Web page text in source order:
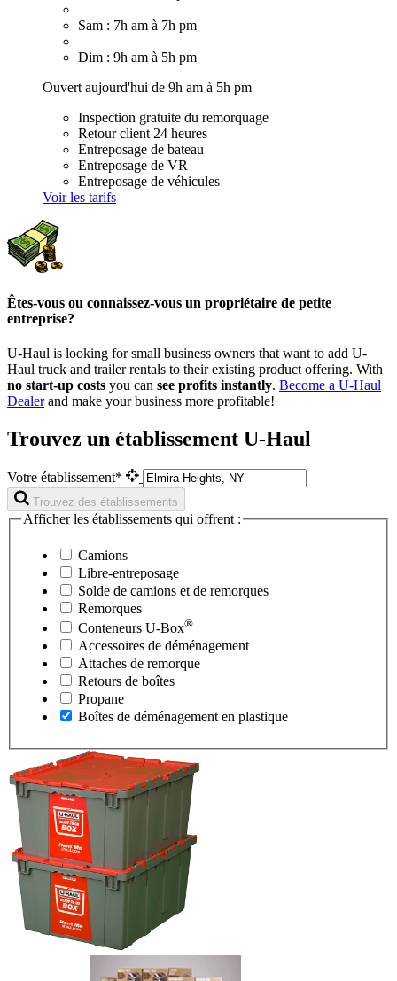
Sam : 7h am à 7h pm
Dim : 9h am à 5h pm
Ouvert aujourd'hui de 9h am à 5h pm
Inspection gratuite du remorquage
Retour client 24 heures
Entreposage de bateau
Entreposage de VR
Entreposage de véhicules
Voir les tarifs
Êtes-vous ou connaissez-vous un propriétaire de petite
entreprise?
U-Haul is looking for small business owners that want to add U-
Haul truck and trailer rentals to their existing product offering. With
no start-up costs you can see profits instantly. Become a U-Haul
Dealerand make your business more profitable!
Trouvez un établissement U-Haul
Votre établissement*
Trouvez des établissements
Afficher les établissements qui offrent :
Camions
Libre-entreposage
Solde de camions et de remorques
Remorques
Conteneurs U-Box®
Accessoires de déménagement
Attaches de remorque
Retours de boîtes
Propane
Boîtes de déménagement en plastique